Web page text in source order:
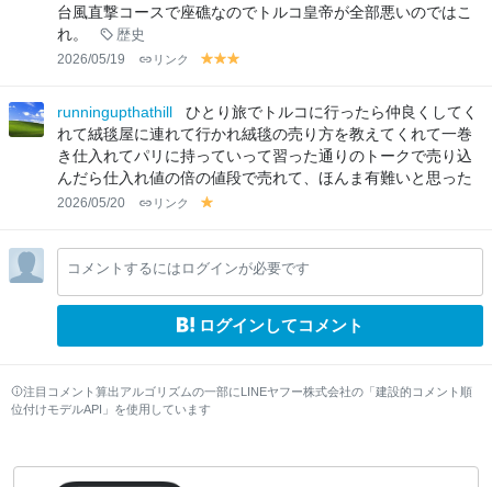
台風直撃コースで座礁なのでトルコ皇帝が全部悪いのではこ
れ。
歴史
2026/05/19 リンク
y
lo
w
y
lo
w
lo
w
runningupthathill
ひとり旅でトルコに行ったら仲良くしてく
れて絨毯屋に連れて行かれ絨毯の売り方を教えてくれて一巻
き仕入れてパリに持っていって習った通りのトークで売り込
んだら仕入れ値の倍の値段で売れて、ほんま有難いと思った
2026/05/20 リンク
lo
w
コメントするにはログインが必要です
ログインしてコメント
注目コメント算出アルゴリズムの一部にLINEヤフー株式会社の「建設的コメント順
位付けモデルAPI」を使用しています